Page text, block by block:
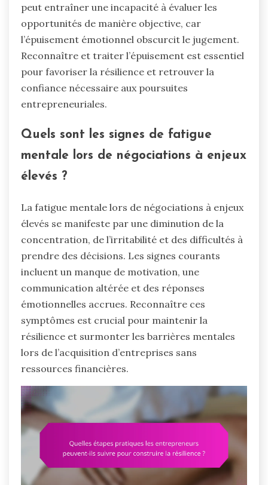
peut entraîner une incapacité à évaluer les
opportunités de manière objective, car
l’épuisement émotionnel obscurcit le jugement.
Reconnaître et traiter l’épuisement est essentiel
pour favoriser la résilience et retrouver la
confiance nécessaire aux poursuites
entrepreneuriales.
Quels sont les signes de fatigue
mentale lors de négociations à enjeux
élevés ?
La fatigue mentale lors de négociations à enjeux
élevés se manifeste par une diminution de la
concentration, de l’irritabilité et des difficultés à
prendre des décisions. Les signes courants
incluent un manque de motivation, une
communication altérée et des réponses
émotionnelles accrues. Reconnaître ces
symptômes est crucial pour maintenir la
résilience et surmonter les barrières mentales
lors de l’acquisition d’entreprises sans
ressources financières.